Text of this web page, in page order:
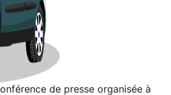
de presse organisée à